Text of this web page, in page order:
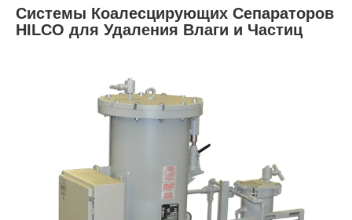
Системы Коалесцирующих Сепараторов
HILCO для Удаления Влаги и Частиц